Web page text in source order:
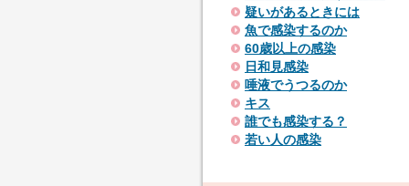
疑いがあるときには
魚で感染するのか
60歳以上の感染
日和見感染
唾液でうつるのか
キス
誰でも感染する？
若い人の感染